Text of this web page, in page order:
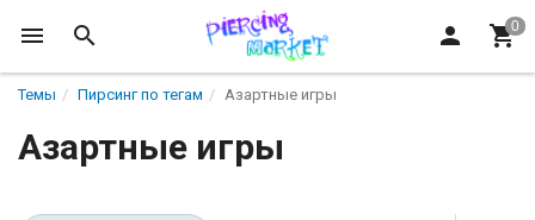
Темы Пирсинг по тегам Азартные игры
Азартные игры